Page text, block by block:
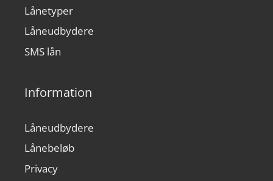
Lånetyper
Låneudbydere
SMS lån
Information
Låneudbydere
Lånebeløb
Privacy